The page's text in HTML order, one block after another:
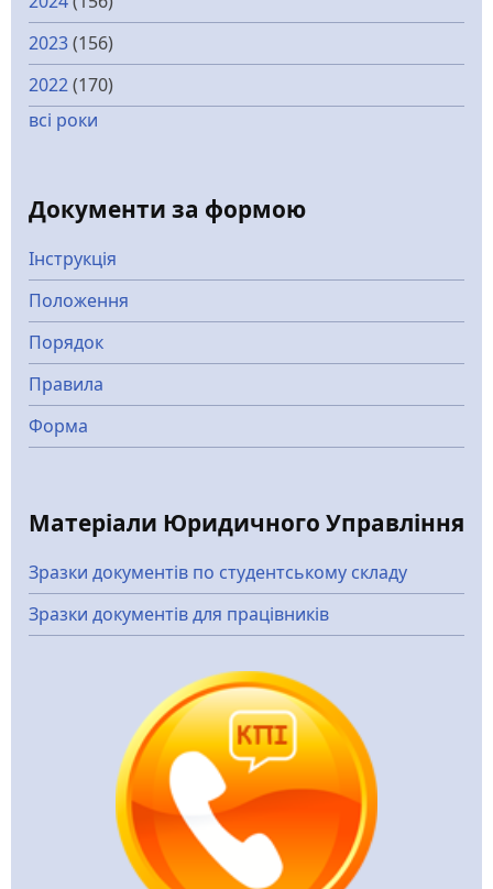
2023(156)
2022(170)
всі роки
Документи за формою
Інструкція
Положення
Порядок
Правила
Форма
Матеріали Юридичного Управління
Зразки документів по студентському складу
Зразки документів для працівників